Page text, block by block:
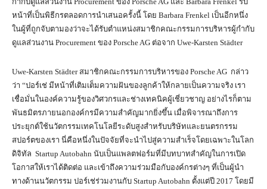
หน้าที่เป็นพิธีกรตลอดการนำเสนอครั้งนี้ โดย Barbara Frenkel เป็นอีกหนึ่ง
ในผู้ที่ถูกจับตามองว่าจะได้รับตำแหน่งสมาชิกคณะกรรมการบริหารผู้กำกับ
ดูแลส่วนงาน Procurement ของ Porsche AG ต่อจาก Uwe-Karsten Städter
Uwe-Karsten Städter สมาชิกคณะกรรมการบริหารของ Porsche AG กล่าว
ว่า “ปอร์เช่ มีหน้าที่เติมเต็มความฝันของลูกค้าให้กลายเป็นความจริง เรา
เชื่อมั่นในองค์ความรู้ของวิศวกรและช่างเทคนิคผู้เชี่ยวชาญ อย่างไรก็ตาม
พันธมิตรภายนอกองค์กรมีความสำคัญมากยิ่งขึ้น เมื่อพิจารณาถึงการ
ประยุกต์ใช้นวัตกรรมเทคโนโลยีระดับสูงสำหรับบริษัทและยนตรกรรม
สปอร์ตของเรา นี่คือหนึ่งในปัจจัยที่จะนำไปสู่ความสำเร็จโดยเฉพาะในโลก
ดิจิทัล Startup Autobahn นับเป็นแพลตฟอร์มที่มีบทบาทสำคัญในการเปิด
โอกาสให้เราได้ติดต่อ และเข้าถึงความร่วมมือกับองค์กรต่างๆ ที่เป็นผู้นำ
ทางด้านนวัตกรรม ปอร์เช่ร่วมงานกับ Startup Autobahn ตั้งแต่ปี 2017 โดยมี